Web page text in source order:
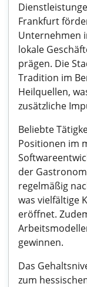
Frankfurt
Unternehmen
lokale
prägen. Die
Tradition im
Heilquellen,
zusätzliche
Beliebte
Positionen im
der
regelmäßig
was vielfältige
eröffnet.
gewinnen.
Das
zum